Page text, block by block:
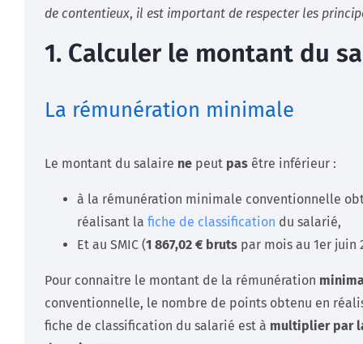
de contentieux, il est important de respecter les
1. Calculer le montant du
La rémunération minimale
Le montant du salaire ne peut pas être inférieur :
à la rémunération minimale conventionnelle
réalisant la fiche de classification du salarié,
Et au SMIC (1 867,02 € bruts par mois au 1er juin
Pour connaitre le montant de la rémunération
conventionnelle, le nombre de points obtenu en
fiche de classification du salarié est à multiplier par